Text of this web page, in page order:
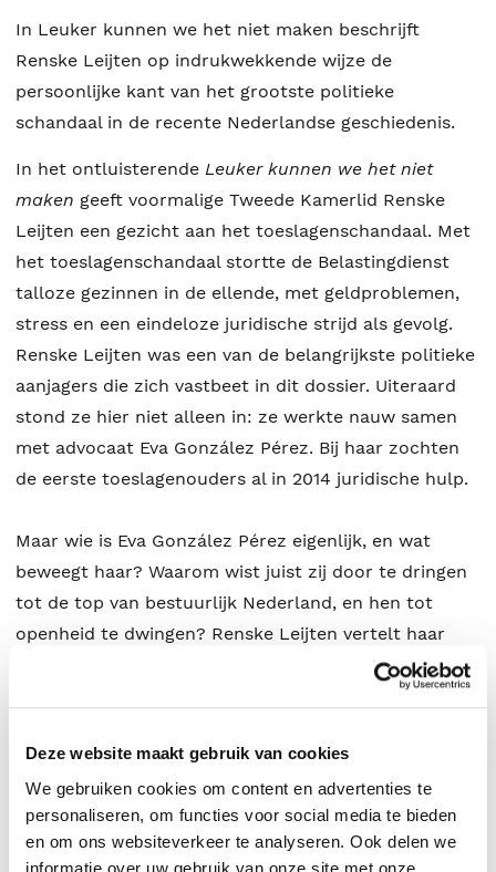
Deze website maakt gebruik van cookies
We gebruiken cookies om content en advertenties te
personaliseren, om functies voor social media te bieden
en om ons websiteverkeer te analyseren. Ook delen we
informatie over uw gebruik van onze site met onze
In Leuker kunnen we het niet maken beschrijft
Renske Leijten op indrukwekkende wijze de
persoonlijke kant van het grootste politieke
schandaal in de recente Nederlandse geschiedenis.
In het ontluisterende Leuker kunnen we het niet
maken geeft voormalige Tweede Kamerlid Renske
Leijten een gezicht aan het toeslagenschandaal. Met
het toeslagenschandaal stortte de Belastingdienst
talloze gezinnen in de ellende, met geldproblemen,
stress en een eindeloze juridische strijd als gevolg.
Renske Leijten was een van de belangrijkste politieke
aanjagers die zich vastbeet in dit dossier. Uiteraard
stond ze hier niet alleen in: ze werkte nauw samen
met advocaat Eva González Pérez. Bij haar zochten
de eerste toeslagenouders al in 2014 juridische hulp.
Maar wie is Eva González Pérez eigenlijk, en wat
beweegt haar? Waarom wist juist zij door te dringen
tot de top van bestuurlijk Nederland, en hen tot
openheid te dwingen? Renske Leijten vertelt haar
verhaal, en reconstrueert hoe de inspanningen van
Eva – met behulp van cruciale documenten van
politieke schandalen in de recente Nederlandse
geschiedenis aan het licht werd gebracht.
Op invoelende wijze beschrijft Leijten de persoonlijke,